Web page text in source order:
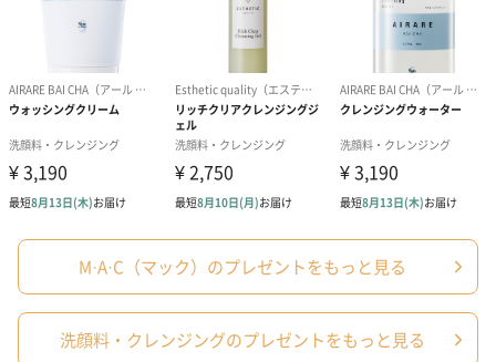
商品に合わせたサイズをお届けします。
あり（280円）
M·A·C（マック）のプレゼントをもっと見る
洗顔料・クレンジングのプレゼントをもっと見る